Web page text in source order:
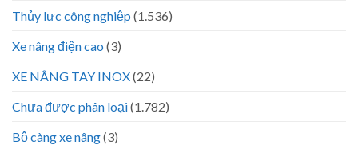
Thủy lực công nghiệp (1.536)
Xe nâng điện cao (3)
XE NÂNG TAY INOX(22)
Chưa được phân loại(1.782)
Bộ càng xe nâng(3)